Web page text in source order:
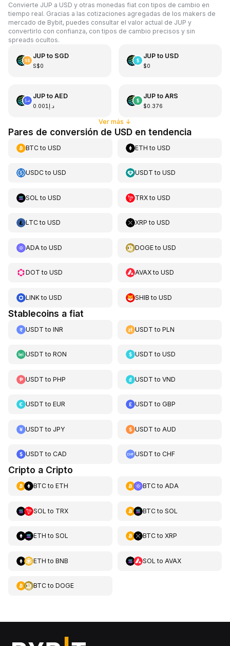
Convierte JUP a USD y otras monedas fiat con tipos de cambio en
tiempo real. Gracias a las cotizaciones agregadas de los makers de
mercado de Bybit, puedes consultar el valor actual de JUP y
convertirlo con confianza, con tipos de cambio precisos y sin
spreads ocultos.
JUPto SGD
S$0
JUPto USD
$0
JUPto AED
د.إ0.001
JUPto ARS
$0.376
Ver más ↓
Pares de conversión de USD en tendencia
BTCto USD ETH toUSD
USDCto USD USDT toUSD
SOL to USD TRXtoUSD
LTCto USD XRP toUSD
ADA to USD DOGEtoUSD
DOT to USD AVAXtoUSD
LINKto USD SHIB toUSD
Stablecoins a fiat
USDT to INR USDT toPLN
USDT to RON USDT toUSD
USDT to PHP USDT toVND
USDT to EUR USDT toGBP
USDT to JPY USDT to AUD
USDT to CAD USDT toCHF
Cripto a Cripto
BTCto ETH BTCto ADA
SOL to TRX BTCto SOL
ETH to SOL BTCto XRP
ETH to BNB SOL to AVAX
BTCto DOGE